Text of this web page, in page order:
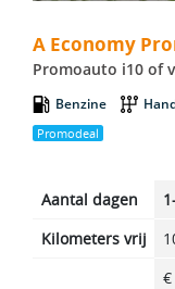
A Economy
Promoauto i10 of
Benzine
Promodeal
Aantal dagen
Kilometers vrij
€